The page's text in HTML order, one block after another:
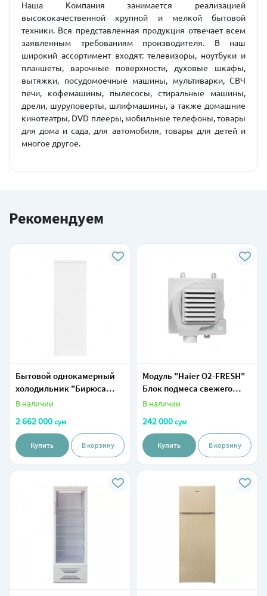
Наша Компания занимается реализацией
высококачественной крупной и мелкой бытовой
техники. Вся представленная продукция отвечает всем
заявленным требованиям производителя. В наш
широкий ассортимент входят: телевизоры, ноутбуки и
планшеты, варочные поверхности, духовые шкафы,
вытяжки, посудомоечные машины, мультиварки, СВЧ
печи, кофемашины, пылесосы, стиральные машины,
дрели, шуруповерты, шлифмашины, а также домашние
кинотеатры, DVD плееры, мобильные телефоны, товары
для дома и сада, для автомобиля, товары для детей и
многое другое.
Рекомендуем
Бытовой однокамерный
холодильник "Бирюса
107" (Белый) 220 л
В наличии
2 662 000сум
Купить В корзину
Модуль "Haier O2-FRESH"
Блок подмеса свежего
воздуха (Белый)
В наличии
242 000сум
Купить В корзину